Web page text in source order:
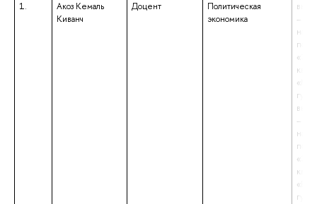
1.
Акоз Кемаль
Киванч
Доцент
Политическая
экономика
–
–